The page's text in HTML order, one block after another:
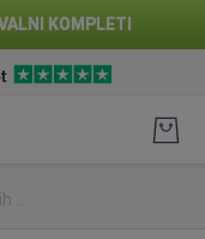
KOMPLETI